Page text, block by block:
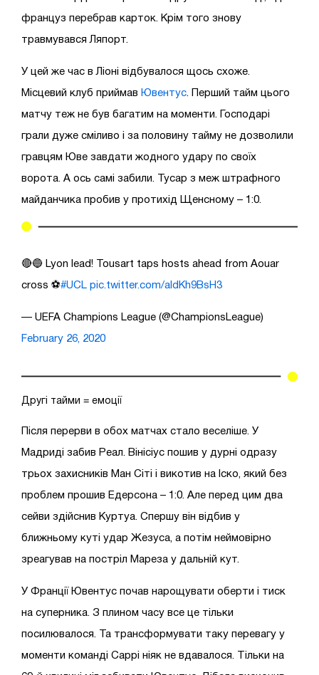
француз перебрав карток. Крім того знову
травмувався Ляпорт.
У цей же час в Ліоні відбувалося щось схоже.
Місцевий клуб приймав Ювентус . Перший тайм цього
матчу теж не був багатим на моменти. Господарі
грали дуже сміливо і за половину тайму не дозволили
гравцям Юве завдати жодного удару по своїх
ворота. А ось самі забили. Тусар з меж штрафного
майданчика пробив у протихід Щенсному – 1:0.
🔴🔵 Lyon lead! Tousart taps hosts ahead from Aouar
cross ⚽️#UCL pic.twitter.com/aldKh9BsH3
— UEFA Champions League (@ChampionsLeague)
February 26, 2020
Другі тайми = емоції
Після перерви в обох матчах стало веселіше. У
Мадриді забив Реал. Вінісіус пошив у дурні одразу
трьох захисників Ман Сіті і викотив на Іско, який без
проблем прошив Едерсона – 1:0. Але перед цим два
сейви здійснив Куртуа. Спершу він відбив у
ближньому куті удар Жезуса, а потім неймовірно
зреагував на постріл Мареза у дальній кут.
У Франції Ювентус почав нарощувати оберти і тиск
на суперника. З плином часу все це тільки
посилювалося. Та трансформувати таку перевагу у
моменти команді Саррі ніяк не вдавалося. Тільки на